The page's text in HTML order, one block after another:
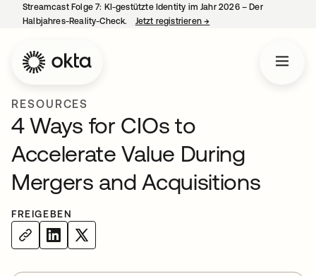
Streamcast Folge 7: KI-gestützte Identity im Jahr 2026 – Der
Halbjahres-Reality-Check.
Jetzt registrieren→
RESOURCES
4 Ways for CIOs to
Accelerate Value During
Mergers and Acquisitions
FREIGEBEN